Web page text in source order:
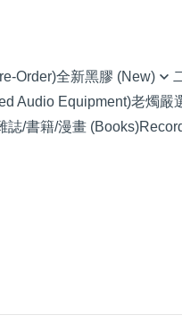
Order)全新黑膠 (New)
Audio Equipment)老燭嚴
誌/書籍/漫畫 (Books)